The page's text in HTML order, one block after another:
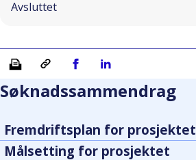
Avsluttet
Skriv ut Kopiera länkDel på Facebook
Del på Linkedin
Søknadssammendrag
Fremdriftsplan for prosjektet
Målsetting for prosjektet